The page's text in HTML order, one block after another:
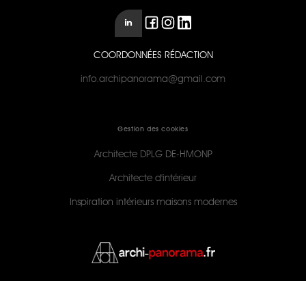
COORDONNÉES RÉDACTION
info.archipanorama@gmail.com
Gestion des cookies
Architecte DPLG DE-HMONP
Architecte d'intérieur
Inspiration intérieurs maisons modernes